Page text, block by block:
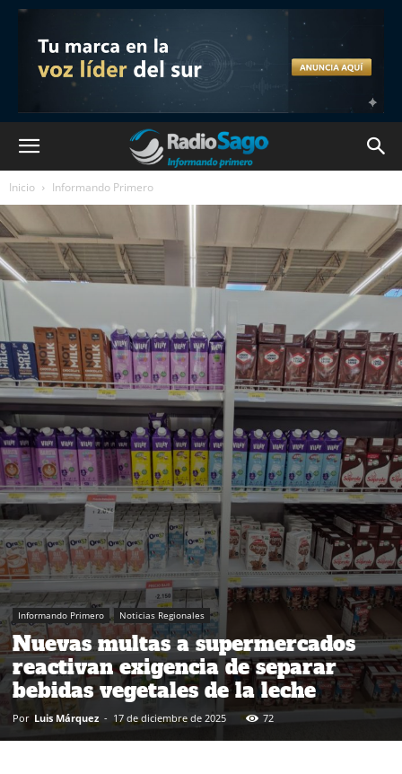
Inicio Informando Primero
Informando Primero Noticias Regionales
Nuevas multas a supermercados
reactivan exigencia de separar
bebidas vegetales de la leche
Por Luis Márquez - 17 de diciembre de 2025 72